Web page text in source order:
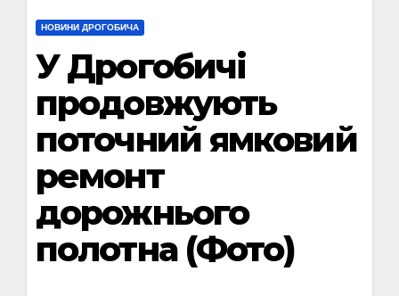
НОВИНИ ДРОГОБИЧА
У Дрогобичі
продовжують
поточний ямковий
ремонт
дорожнього
полотна (Фото)